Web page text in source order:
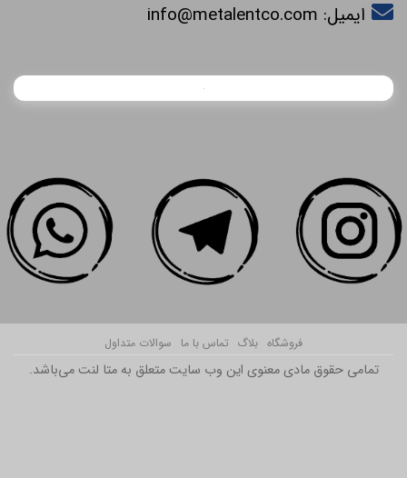
ایمیل:info@metalentco.com
فروشگاه بلاگ تماس با ما سوالات متداول
تمامی حقوق مادی معنوی این وب سایت متعلق به متا لنت می‌باشد.